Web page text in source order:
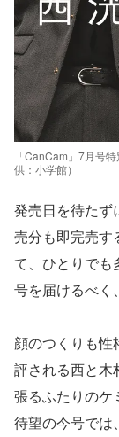
「CanCam」7月号
供：小学館）
発売日を待たず
売分も即完売す
て、ひとりでも
号を届けるべく
顔のつくりも性
評される西と木
張るふたりのケ
待望の今号では